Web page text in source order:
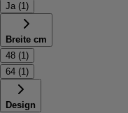
Ja (1)
Breite cm
48 (1)
64 (1)
Design